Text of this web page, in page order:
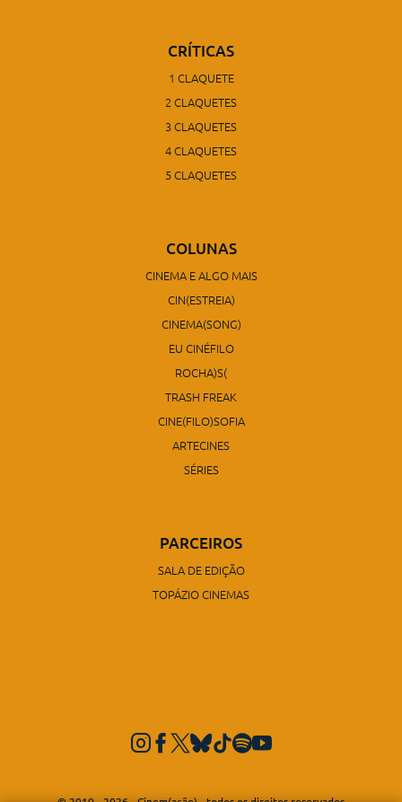
CRÍTICAS
1 CLAQUETE
2 CLAQUETES
3 CLAQUETES
4 CLAQUETES
5 CLAQUETES
COLUNAS
CINEMA E ALGO MAIS
CIN(ESTREIA)
CINEMA(SONG)
EU CINÉFILO
ROCHA)S(
TRASH FREAK
CINE(FILO)SOFIA
ARTECINES
SÉRIES
PARCEIROS
SALA DE EDIÇÃO
TOPÁZIO CINEMAS